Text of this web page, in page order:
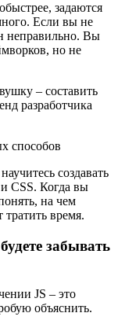
задаются
Если вы не
неправильно. Вы
но не
– составить
разработчика
создавать
CSS. Когда вы
на чем
тратить время.
забывать
JS – это
объяснить.